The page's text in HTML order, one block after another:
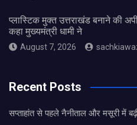
प्लास्टिक मुक्त उत्तराखंड बनाने की
कहा मुख्यमंत्री धामी ने
August 7, 2026
Recent Posts
सप्ताहांत से पहले नैनीताल और मसूरी में